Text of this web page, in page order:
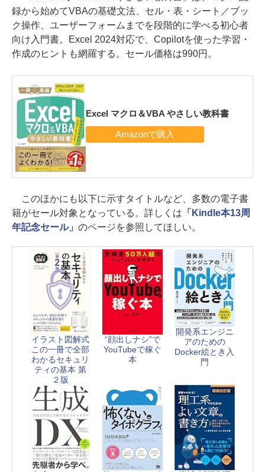
録から始めてVBAの基礎文法、セル・表・シート／ブッ
ク操作、ユーザーフォームまでを段階的に学べる初心者
向け入門書。Excel 2024対応で、Copilotを使った学習・
作成のヒントも網羅する。セール価格は990円。
Excel マクロ＆VBA やさしい教科書
このほかにも以下に示すタイトルなど、多数の電子書
籍がセール対象となっている。詳しくは 「Kindle本13周
年記念セール」 のページを参照してほしい。
イラスト図解式
この一冊で全部
わかるセキュリ
ティの基本 第
２版
“顔出しナシ”で
YouTubeで稼ぐ
本
開発系エンジニ
アのための
Docker絵とき入
門